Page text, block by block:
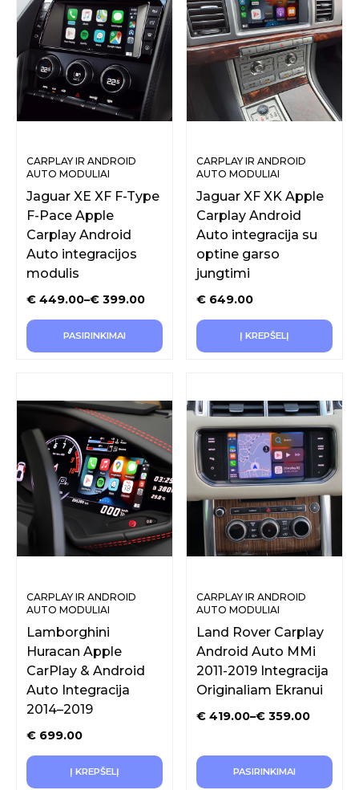
CARPLAY IR ANDROID
AUTO MODULIAI
Jaguar XE XF F-Type
F-Pace Apple
Carplay Android
Auto integracijos
modulis
€ 399.00
–
€ 449.00
PASIRINKIMAI
CARPLAY IR ANDROID
AUTO MODULIAI
Jaguar XF XK Apple
Carplay Android
Auto integracija su
optine garso
jungtimi
€ 649.00
Į KREPŠELĮ
CARPLAY IR ANDROID
AUTO MODULIAI
Lamborghini
Huracan Apple
CarPlay & Android
Auto Integracija
2014–2019
€ 699.00
Į KREPŠELĮ
CARPLAY IR ANDROID
AUTO MODULIAI
Land Rover Carplay
Android Auto MMi
2011-2019 Integracija
Originaliam Ekranui
€ 359.00
–
€ 419.00
PASIRINKIMAI